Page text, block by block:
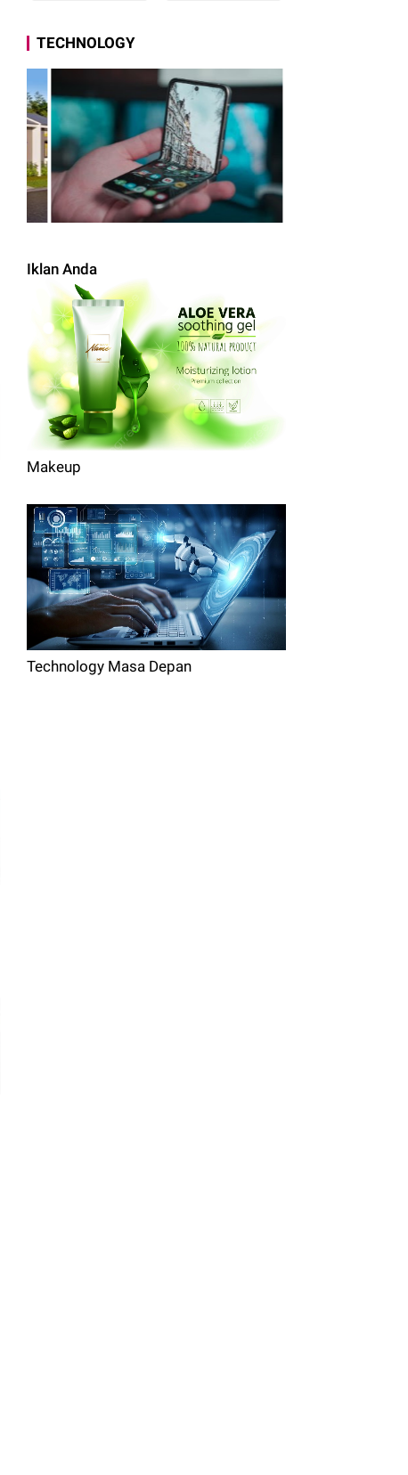
TECHNOLOGY
Iklan Anda
Makeup
Technology Masa Depan